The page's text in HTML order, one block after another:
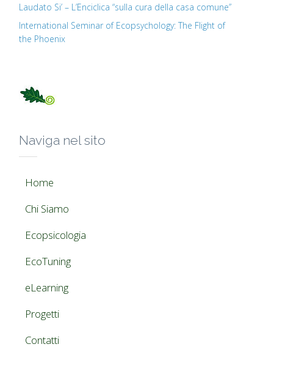
Laudato Si’ – L’Enciclica “sulla cura della casa comune”
International Seminar of Ecopsychology: The Flight of
the Phoenix
Naviga nel sito
Home
Chi Siamo
Ecopsicologia
EcoTuning
eLearning
Progetti
Contatti